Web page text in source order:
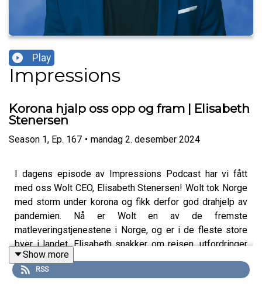
Play
Impressions
Korona hjalp oss opp og fram | Elisabeth
Stenersen
Season 1, Ep. 167 • mandag 2. desember 2024
I dagens episode av Impressions Podcast har vi fått
med oss Wolt CEO, Elisabeth Stenersen! Wolt tok Norge
med storm under korona og fikk derfor god drahjelp av
pandemien. Nå er Wolt en av de fremste
matleveringstjenestene i Norge, og er i de fleste store
byer i landet. Elisabeth snakker om reisen, utfordringer
og oppturer. Følg med!
Show more
RSS